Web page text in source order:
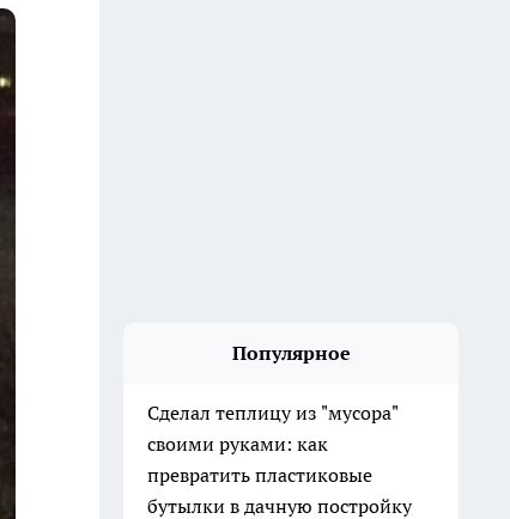
Популярное
Сделал теплицу из "мусора"
своими руками: как
превратить пластиковые
бутылки в дачную постройку